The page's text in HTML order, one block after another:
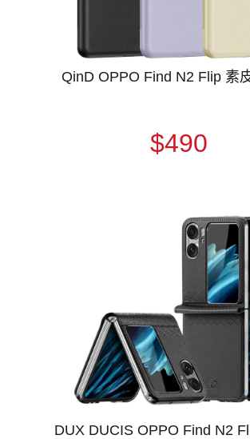
QinD OPPO Find N2 Flip 素
$490
DUX DUCIS OPPO Find N2